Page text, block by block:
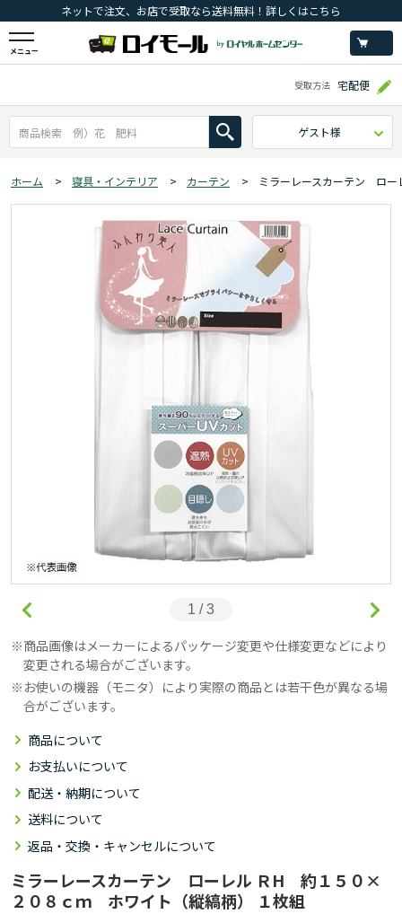
ネットで注文、お店で受取なら送料無料！詳しくはこちら
メニュー
受取方法 宅配便
ゲスト様
ホーム > 寝具・インテリア > カーテン > ミラーレースカーテン ロ
1 / 3
商品画像はメーカーによるパッケージ変更や仕様変更などにより
変更される場合がございます。
お使いの機器（モニタ）により実際の商品とは若干色が異なる場
合がございます。
商品について
お支払いについて
配送・納期について
送料について
返品・交換・キャンセルについて
ミラーレースカーテン ローレル ＲH 約１５０×
２０８ｃｍ ホワイト（縦縞柄） １枚組